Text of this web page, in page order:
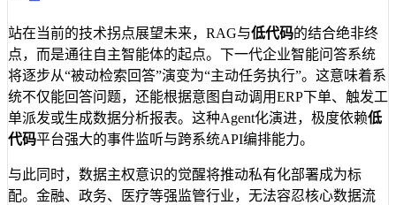
站在当前的技术拐点展望未来，RAG与低代码的结合绝非终
点，而是通往自主智能体的起点。下一代企业智能问答系统
将逐步从“被动检索回答”演变为“主动任务执行”。这意味着系
统不仅能回答问题，还能根据意图自动调用ERP下单、触发工
单派发或生成数据分析报表。这种Agent化演进，极度依赖低
代码平台强大的事件监听与跨系统API编排能力。
与此同时，数据主权意识的觉醒将推动私有化部署成为标
配。金融、政务、医疗等强监管行业，无法容忍核心数据流